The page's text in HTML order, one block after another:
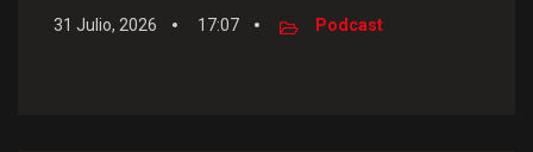
31 Julio, 2026 17:07 Podcast